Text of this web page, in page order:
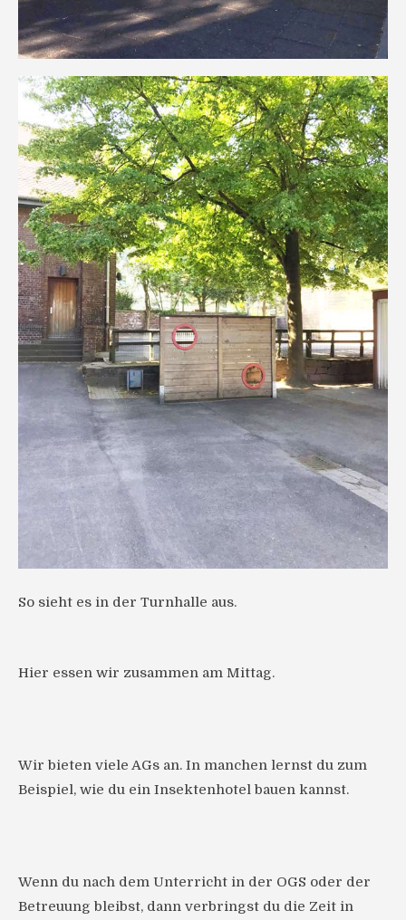
So sieht es in der Turnhalle aus.
Hier essen wir zusammen am Mittag.
Wir bieten viele AGs an. In manchen lernst du zum
Beispiel, wie du ein Insektenhotel bauen kannst.
Wenn du nach dem Unterricht in der OGS oder der
Betreuung bleibst, dann verbringst du die Zeit in